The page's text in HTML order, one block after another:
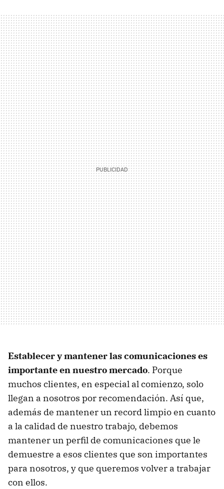
Establecer y mantener las comunicaciones es
importante en nuestro mercado. Porque
muchos clientes, en especial al comienzo, solo
llegan a nosotros por recomendación. Así que,
además de mantener un record limpio en cuanto
a la calidad de nuestro trabajo, debemos
mantener un perfil de comunicaciones que le
demuestre a esos clientes que son importantes
para nosotros, y que queremos volver a trabajar
con ellos.